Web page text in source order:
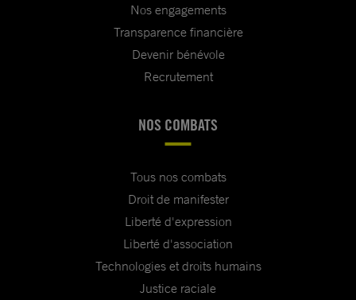
Nos engagements
Transparence financière
Devenir bénévole
Recrutement
NOS COMBATS
Tous nos combats
Droit de manifester
Liberté d'expression
Liberté d'association
Technologies et droits humains
Justice raciale